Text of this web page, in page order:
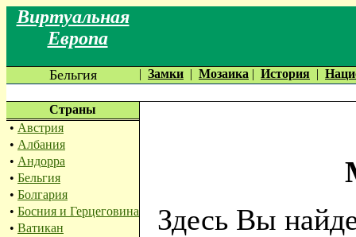
Виртуальная
Европа
Бельгия | Замки | Мозаика | История |
Страны
• Австрия
• Албания
• Андорра
• Бельгия
• Болгария
• Босния и Герцеговина
• Ватикан
Здесь Вы